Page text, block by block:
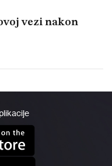
vezi nakon